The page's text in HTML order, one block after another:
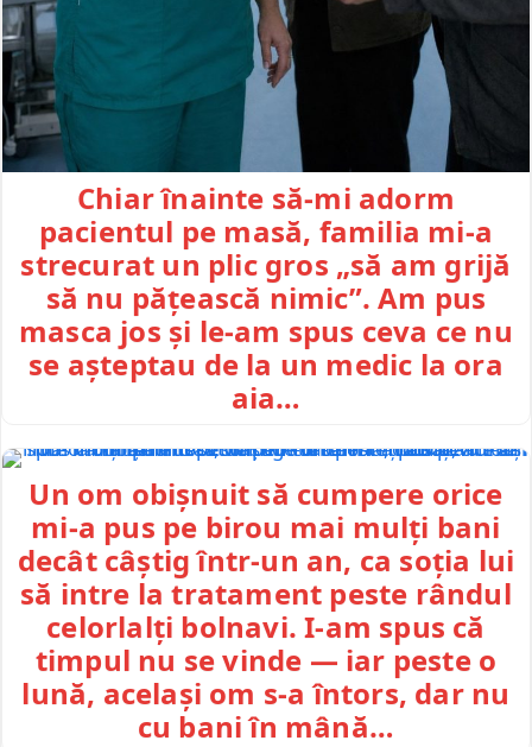
Chiar înainte să-mi adorm
pacientul pe masă, familia mi-a
strecurat un plic gros „să am grijă
să nu pățească nimic”. Am pus
masca jos și le-am spus ceva ce nu
se așteptau de la un medic la ora
aia…
Un om obișnuit să cumpere orice
mi-a pus pe birou mai mulți bani
decât câștig într-un an, ca soția lui
să intre la tratament peste rândul
celorlalți bolnavi. I-am spus că
timpul nu se vinde — iar peste o
lună, același om s-a întors, dar nu
cu bani în mână…